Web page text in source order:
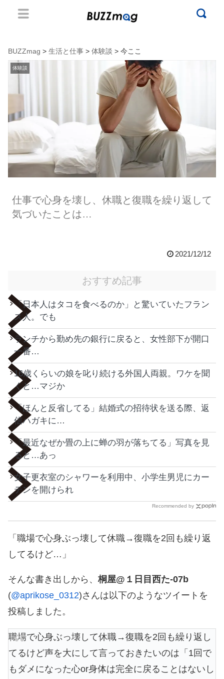
BUZZmag > 生活と仕事 > 体験談 > 今ここ
体験談
仕事で心身を壊し、休職と復職を繰り返して
気づいたことは…
2021/12/12
おすすめ記事
「日本人はタコを食べるのか」と驚いていたフラン
ス人。でも
ランチから勤め先の銀行に戻ると、女性部下が開口
一番…
16歳くらいの娘を叱り続ける外国人両親。ワケを聞
くと…マジか
「ほんと反省してる」結婚式の招待状を送る際、返
信ハガキに…
「最近なぜか畳の上に蝉の羽が落ちてる」写真を見
ると…あっ
女子更衣室のシャワーを利用中、小学生男児にカー
テンを開けられ
Recommended by
「職場で心身ぶっ壊して休職→復職を2回も繰り返
してるけど…」
そんな書き出しから、桐屋@１日目西た-07b
(@aprikose_0312)さんは以下のようなツイートを
投稿しました。
職場で心身ぶっ壊して休職→復職を2回も繰り返し
てるけど声を大にして言っておきたいのは「1回で
もダメになった心or身体は完全に戻ることはないし